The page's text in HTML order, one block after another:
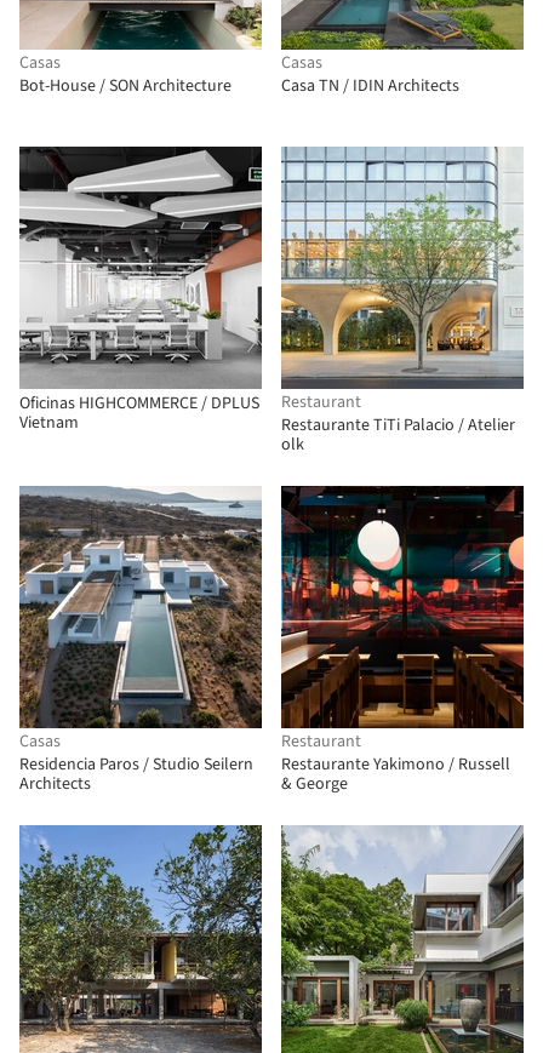
Casas
Bot-House / SON Architecture
Casas
Casa TN / IDIN Architects
Oficinas HIGHCOMMERCE / DPLUS
Vietnam
Restaurant
Restaurante TiTi Palacio / Atelier
olk
Casas
Residencia Paros / Studio Seilern
Architects
Restaurant
Restaurante Yakimono / Russell
& George